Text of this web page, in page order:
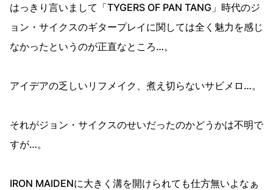
はっきり言いまして「TYGERS OF PAN TANG」時代のジ
ョン・サイクスのギタープレイに関しては全く魅力を感じ
なかったというのが正直なところ…。
アイデアの乏しいリフメイク、煮え切らないサビメロ…。
それがジョン・サイクスのせいだったのかどうかは不明で
すが…。
IRON MAIDENに大きく溝を開けられても仕方無いよなぁ